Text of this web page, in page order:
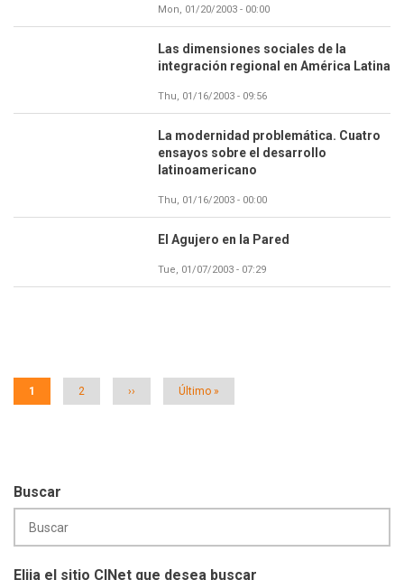
Mon, 01/20/2003 - 00:00
Las dimensiones sociales de la
integración regional en América Latina
Thu, 01/16/2003 - 09:56
La modernidad problemática. Cuatro
ensayos sobre el desarrollo
latinoamericano
Thu, 01/16/2003 - 00:00
El Agujero en la Pared
Tue, 01/07/2003 - 07:29
Página
actual
1 Página
2
Siguiente
página
››
Última
página
Último »
Buscar
Elija el sitio CINet que desea buscar